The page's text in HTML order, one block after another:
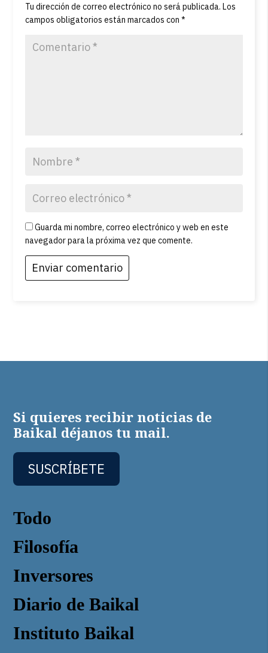
Tu dirección de correo electrónico no será publicada. Los
campos obligatorios están marcados con*
Guarda mi nombre, correo electrónico y web en este
navegador para la próxima vez que comente.
Todo
Filosofía
Inversores
Diario de Baikal
Instituto Baikal
Si quieres recibir noticias de
Baikal déjanos tu mail.
SUSCRÍBETE